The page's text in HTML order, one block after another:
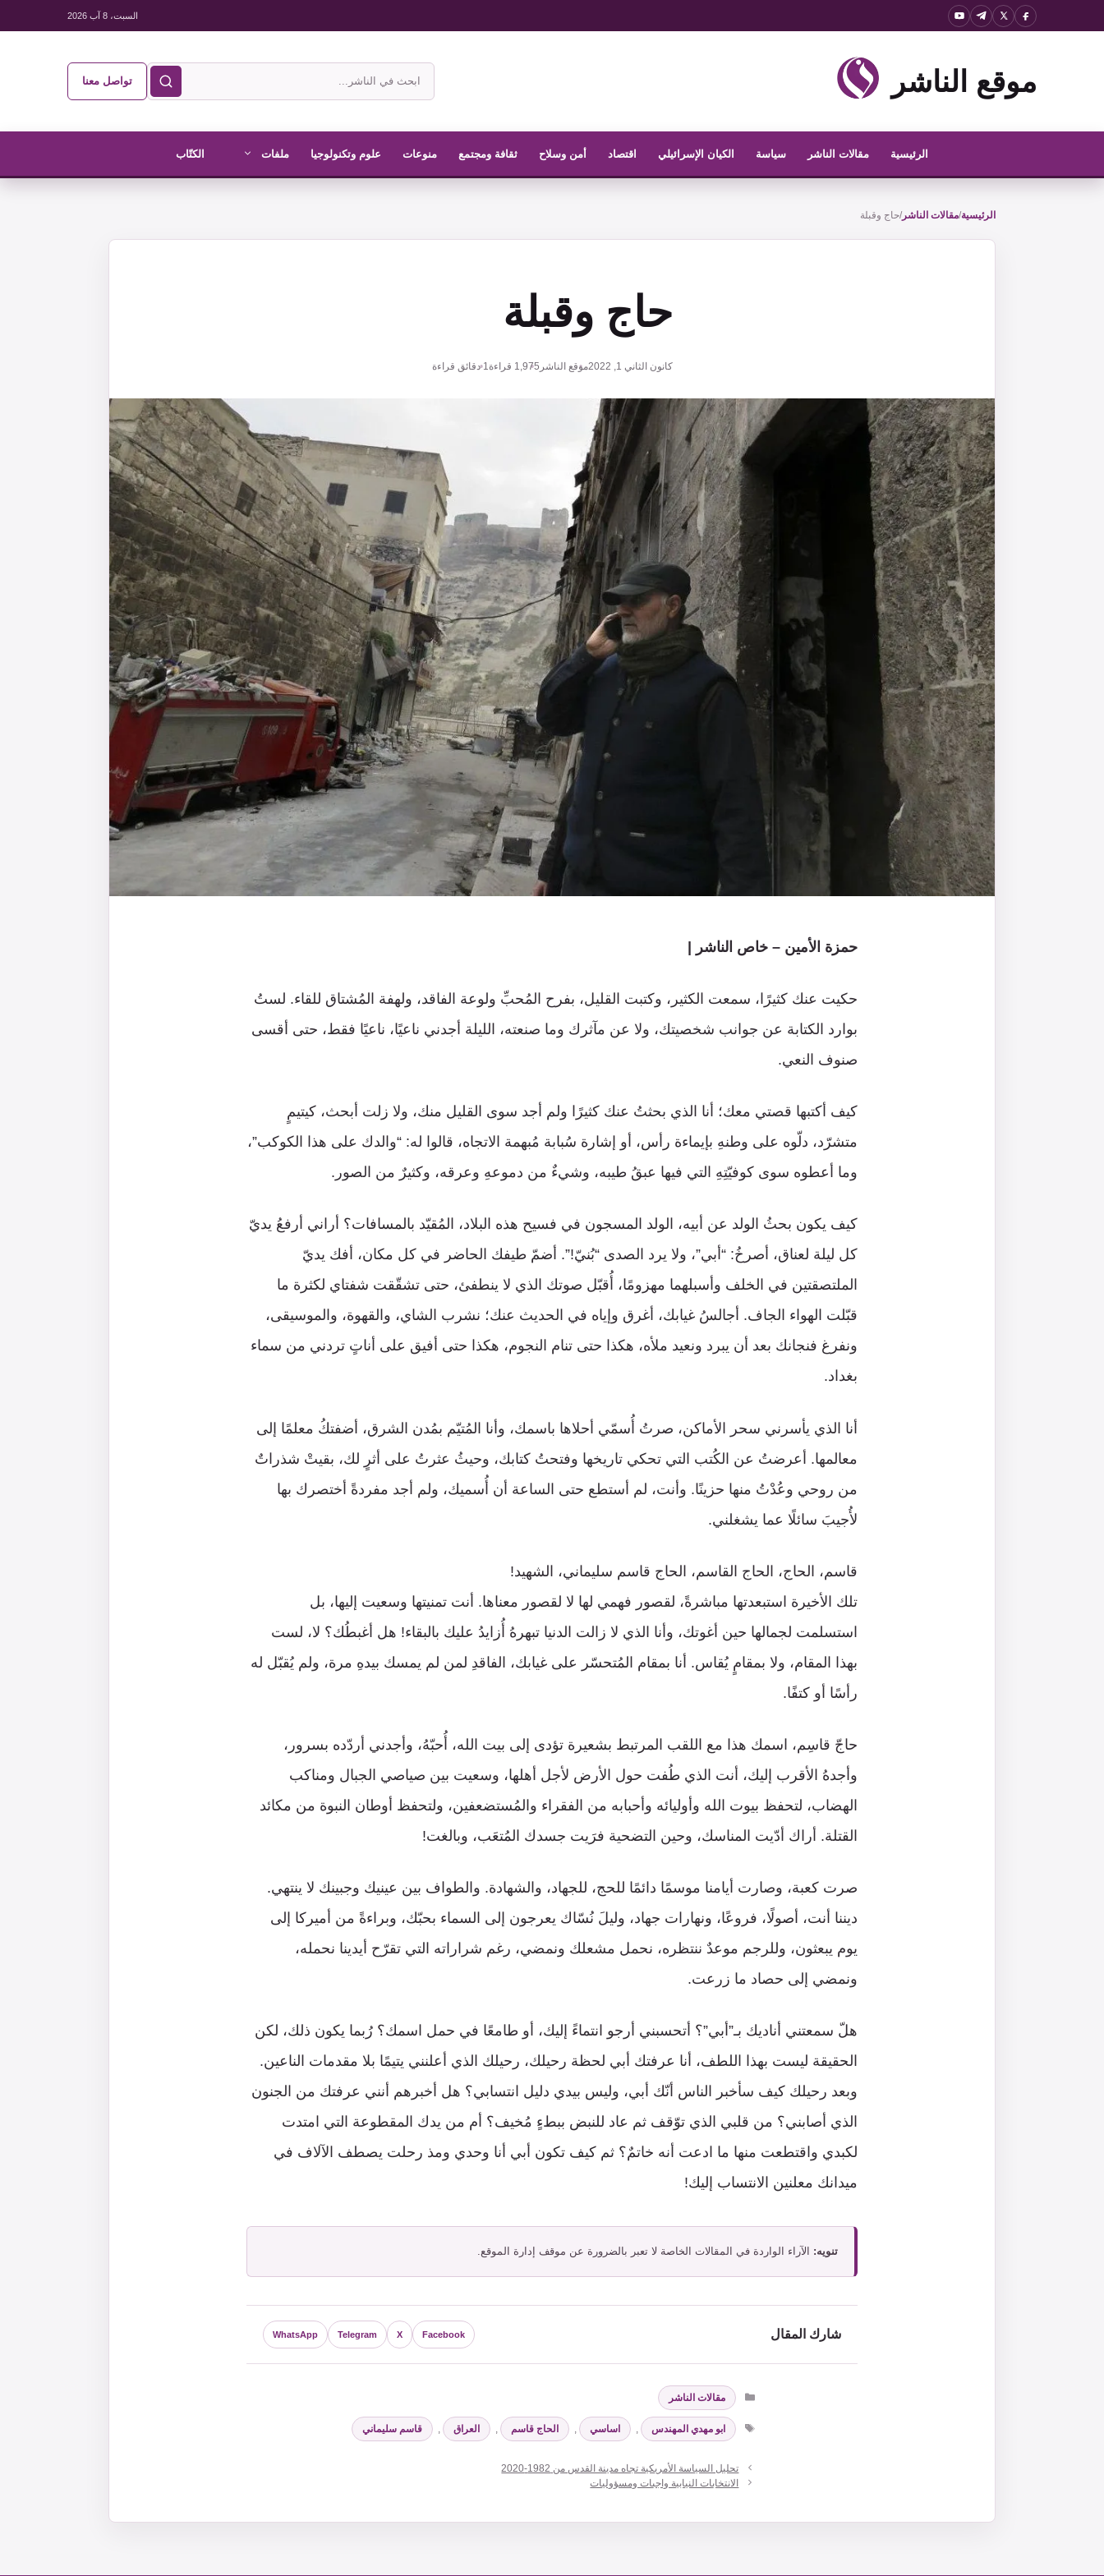
السبت، 8 آب 2026
موقع الناشر
ابحث
في
الناشر
تواصل معنا
الرئيسية مقالات الناشر سياسة الكيان الإسرائيلي اقتصاد أمن وسلاح ثقافة ومجتمع منوعات علوم وتكنولوجيا ملفات الكتّاب
الرئيسية/مقالات الناشر/حاج وقبلة
حاج وقبلة
كانون الثاني 1, 2022 موقع الناشر 1,975 قراءة1 دقائق قراءة
حمزة الأمين – خاص الناشر |
حكيت عنك كثيرًا، سمعت الكثير، وكتبت القليل، بفرح المُحبِّ ولوعة الفاقد، ولهفة المُشتاق للقاء. لستُ
بوارد الكتابة عن جوانب شخصيتك، ولا عن مآثرك وما صنعته، الليلة أجدني ناعيًا، ناعيًا فقط، حتى أقسى
صنوف النعي.
كيف أكتبها قصتي معك؛ أنا الذي بحثتُ عنك كثيرًا ولم أجد سوى القليل منك، ولا زلت أبحث، كيتيمٍ
متشرّد، دلّوه على وطنهِ بإيماءة رأس، أو إشارة سُبابة مُبهمة الاتجاه، قالوا له: “والدك على هذا الكوكب”،
وما أعطوه سوى كوفيّتِهِ التي فيها عبقُ طيبه، وشيءٌ من دموعهِ وعرقه، وكثيرٌ من الصور.
كيف يكون بحثُ الولد عن أبيه، الولد المسجون في فسيح هذه البلاد، المُقيّد بالمسافات؟ أراني أرفعُ يديّ
كل ليلة لعناق، أصرخُ: “أبي”، ولا يرد الصدى “بُنيّ!”. أضمّ طيفك الحاضر في كل مكان، أفك يديّ
الملتصقتين في الخلف وأسبلهما مهزومًا، أُقبّل صوتك الذي لا ينطفئ، حتى تشقّقت شفتاي لكثرة ما
قبّلت الهواء الجاف. أجالسُ غيابك، أغرق وإياه في الحديث عنك؛ نشرب الشاي، والقهوة، والموسيقى،
ونفرغ فنجانك بعد أن يبرد ونعيد ملأه، هكذا حتى تنام النجوم، هكذا حتى أفيق على أناتٍ تردني من سماء
بغداد.
أنا الذي يأسرني سحر الأماكن، صرتُ أُسمّي أحلاها باسمك، وأنا المُتيّم بمُدن الشرق، أضفتكُ معلمًا إلى
معالمها. أعرضتُ عن الكُتب التي تحكي تاريخها وفتحتُ كتابك، وحيثُ عثرتُ على أثرٍ لك، بقيتْ شذراتٌ
من روحي وعُدْتُ منها حزينًا. وأنت، لم أستطع حتى الساعة أن أُسميك، ولم أجد مفردةً أختصرك بها
لأُجيبَ سائلًا عما يشغلني.
قاسم، الحاج، الحاج القاسم، الحاج قاسم سليماني، الشهيد!
تلك الأخيرة استبعدتها مباشرةً، لقصور فهمي لها لا لقصور معناها. أنت تمنيتها وسعيت إليها، بل
استسلمت لجمالها حين أغوتك، وأنا الذي لا زالت الدنيا تبهرهُ أُزايدُ عليك بالبقاء! هل أغبطُك؟ لا، لست
بهذا المقام، ولا بمقامٍ يُقاس. أنا بمقام المُتحسّر على غيابك، الفاقدِ لمن لم يمسك بيدهِ مرة، ولم يُقبّل له
رأسًا أو كتفًا.
حاجّ قاسِم، اسمك هذا مع اللقب المرتبط بشعيرة تؤدى إلى بيت الله، أُحبّهُ، وأجدني أردّده بسرور،
وأجدهُ الأقرب إليك، أنت الذي طُفت حول الأرض لأجل أهلها، وسعيت بين صياصي الجبال ومناكب
الهضاب، لتحفظ بيوت الله وأوليائه وأحبابه من الفقراء والمُستضعفين، ولتحفظ أوطان النبوة من مكائد
القتلة. أراك أدّيت المناسك، وحين التضحية فرَيت جسدك المُتعَب، وبالغت!
صرت كعبة، وصارت أيامنا موسمًا دائمًا للحج، للجهاد، والشهادة. والطواف بين عينيك وجبينك لا ينتهي.
ديننا أنت، أصولًا، فروعًا، ونهارات جهاد، وليلَ نُسّاك يعرجون إلى السماء بحبّك، وبراءةً من أميركا إلى
يوم يبعثون، وللرجم موعدٌ ننتظره، نحمل مشعلك ونمضي، رغم شراراته التي تقرّح أيدينا نحمله،
ونمضي إلى حصاد ما زرعت.
هلّ سمعتني أناديك بـ”أبي”؟ أتحسبني أرجو انتماءً إليك، أو طامعًا في حمل اسمك؟ رُبما يكون ذلك، لكن
الحقيقة ليست بهذا اللطف، أنا عرفتك أبي لحظة رحيلك، رحيلك الذي أعلنني يتيمًا بلا مقدمات الناعين.
وبعد رحيلك كيف سأخبر الناس أنّك أبي، وليس بيدي دليل انتسابي؟ هل أخبرهم أنني عرفتك من الجنون
الذي أصابني؟ من قلبي الذي توّقف ثم عاد للنبض ببطءٍ مُخيف؟ أم من يدك المقطوعة التي امتدت
لكبدي واقتطعت منها ما ادعت أنه خاتمٌ؟ ثم كيف تكون أبي أنا وحدي ومذ رحلت يصطف الآلاف في
ميدانك معلنين الانتساب إليك!
تنويه: الآراء الواردة في المقالات الخاصة لا تعبر بالضرورة عن موقف إدارة الموقع.
شارك المقال Facebook
X
Telegram
WhatsApp
التصنيفات
مقالات الناشر
الوسوم
ابو مهدي المهندس , اساسي , الحاج قاسم , العراق , قاسم سليماني
تحليل السياسة الأمريكية تجاه مدينة القدس من 1982-2020
الانتخابات النيابية واجبات ومسؤوليات